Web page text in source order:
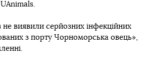
не виявили серйозних інфекційних
з порту Чорноморська овець»,